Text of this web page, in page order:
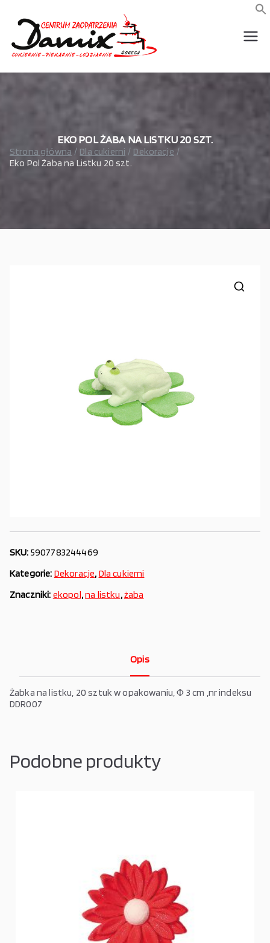
treści
wszystko
dla
gastrono
wszystko dla piekarni,
EKO POL ŻABA NA LISTKU 20 SZT.
Strona główna Dla cukierni
Dekoracje
Eko Pol Żaba na Listku 20 szt.
SKU: 5907783244469
Kategorie: Dekoracje, Dla cukierni
Znaczniki: ekopol,na listku,żaba
Opis
Żabka na listku, 20 sztuk w opakowaniu, Φ 3 cm ,nr indeksu
DDR007
Podobne produkty